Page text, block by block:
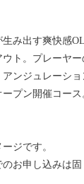
み出す爽快感
ウト。プレーヤ
アンジュレーシ
ープン開催コー
ジです。
お申し込みは固